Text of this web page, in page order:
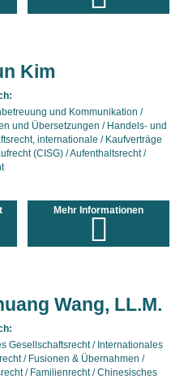
Kim
und Kommunikation /
und Übersetzungen / Handels- und
internationale / Kaufverträge
(CISG) / Aufenthaltsrecht /
Mehr Informationen
Wang, LL.M.
Gesellschaftsrecht / Internationales
/ Fusionen & Übernahmen /
/ Familienrecht / Chinesisches